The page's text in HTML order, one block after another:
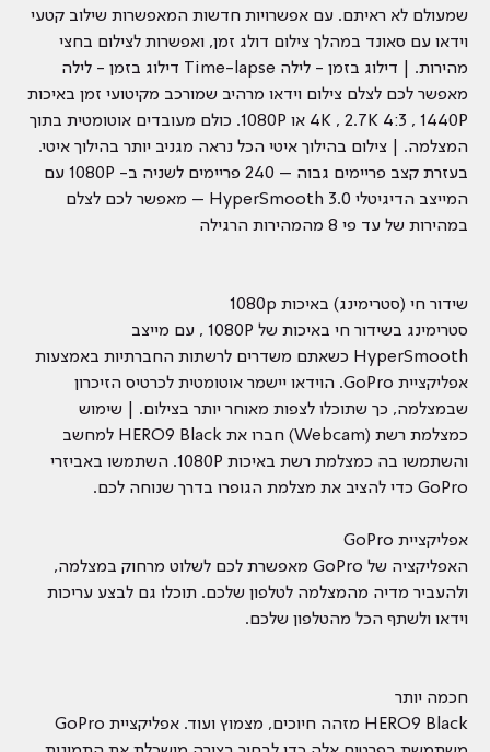
שמעולם לא ראיתם. עם אפשרויות חדשות המאפשרות שילוב קטעי
וידאו עם סאונד במהלך צילום דולג זמן, ואפשרות לצילום בחצי
מהירות. | דילוג בזמן - לילה Time-lapse דילוג בזמן - לילה
מאפשר לכם לצלם צילום וידאו מרהיב שמורכב מקיטועי זמן באיכות
4K , 2.7K 4:3 , 1440P או 1080P. כולם מעובדים אוטומטית בתוך
המצלמה. | צילום בהילוך איטי הכל נראה מגניב יותר בהילוך איטי.
בעזרת קצב פריימים גבוה – 240 פריימים לשניה ב- 1080P עם
המייצב הדיגיטלי HyperSmooth 3.0 – מאפשר לכם לצלם
במהירות של עד פי 8 מהמהירות הרגילה
שידור חי (סטרימינג) באיכות 1080p
סטרימינג בשידור חי באיכות של 1080P , עם מייצב
HyperSmooth כשאתם משדרים לרשתות החברתיות באמצעות
אפליקציית GoPro. הוידאו יישמר אוטומטית לכרטיס הזיכרון
שבמצלמה, כך שתוכלו לצפות מאוחר יותר בצילום. | שימוש
כמצלמת רשת (Webcam) חברו את HERO9 Black למחשב
והשתמשו בה כמצלמת רשת באיכות 1080P. השתמשו באביזרי
GoPro כדי להציב את מצלמת הגופרו בדרך שנוחה לכם.
אפליקציית GoPro
האפליקציה של GoPro מאפשרת לכם לשלוט מרחוק במצלמה,
ולהעביר מדיה מהמצלמה לטלפון שלכם. תוכלו גם לבצע עריכות
וידאו ולשתף הכל מהטלפון שלכם.
חכמה יותר
HERO9 Black מזהה חיוכים, מצמוץ ועוד. אפליקציית GoPro